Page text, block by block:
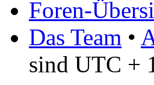
Foren-
Das Team •
sind UTC +